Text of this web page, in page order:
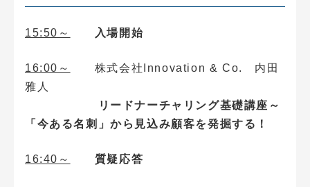
15:50～ 入場開始
16:00～
株式会社Innovation & Co. 内田
雅人
リードナーチャリング基礎講座～
「今ある名刺」から見込み顧客を発掘する！
16:40～ 質疑応答